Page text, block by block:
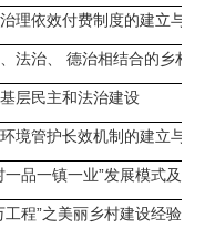
理依效付费制度的建立与完
法治、 德治相结合的乡村治
层民主和法治建设
境管护长效机制的建立与完
一品一镇一业”发展模式及案例
工程”之美丽乡村建设经验